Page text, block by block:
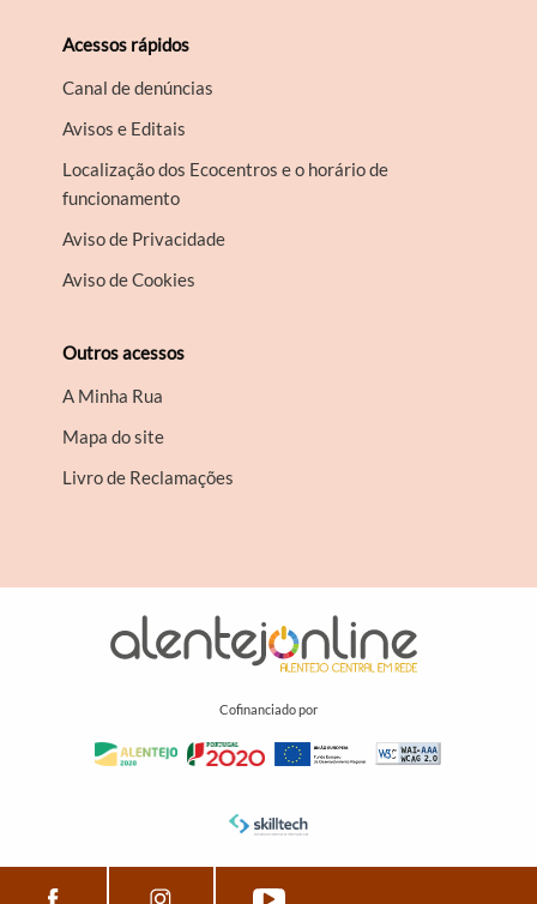
Acessos rápidos
Canal de denúncias
Avisos e Editais
Localização dos Ecocentros e o horário de
funcionamento
Aviso de Privacidade
Aviso de Cookies
Outros acessos
A Minha Rua
Mapa do site
Livro de Reclamações
Cofinanciado por